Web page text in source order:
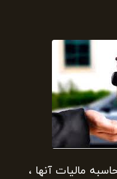
مالیات آنها ،